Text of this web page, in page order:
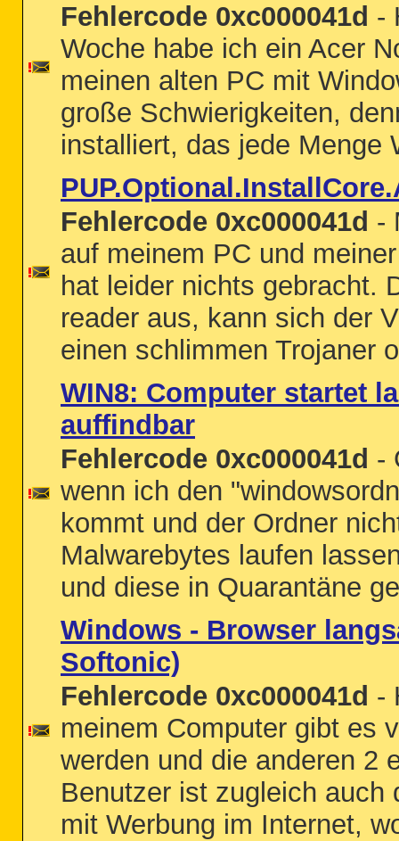
Fehlercode 0xc000041d -
Woche habe ich ein Acer
meinen alten PC mit
große Schwierigkeiten,
installiert, das jede Menge
Fehlercode 0xc000041d -
auf meinem PC und
hat leider nichts gebracht.
reader aus, kann sich der
einen schlimmen Trojaner
WIN8: Computer startet
auffindbar
Fehlercode 0xc000041d -
wenn ich den
kommt und der Ordner
Malwarebytes laufen
und diese in Quarantäne
Windows - Browser
Softonic)
Fehlercode 0xc000041d -
meinem Computer gibt es
werden und die anderen 2
Benutzer ist zugleich auch
mit Werbung im Internet,